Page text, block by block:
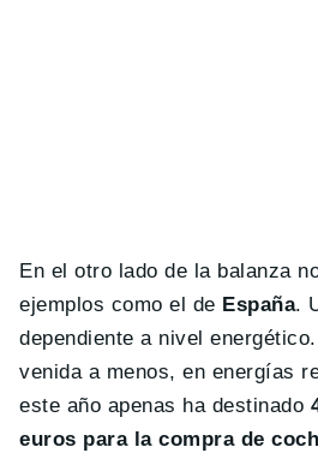
En el otro lado de la balanza
ejemplos como el de España.
dependiente a nivel
venida a menos, en energías
este año apenas ha destinado
euros para la compra de